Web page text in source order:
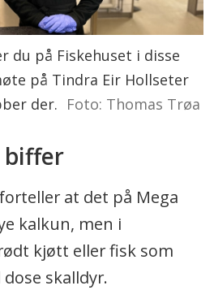
du på Fiskehuset i disse
på Tindra Eir Hollseter
der. Foto: Thomas Trøa
biffer
at det på Mega
kalkun, men i
kjøtt eller fisk som
skalldyr.